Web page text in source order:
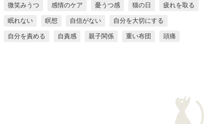
微笑みうつ 感情のケア 憂うつ感 猫の日 疲れを取る
眠れない 瞑想 自信がない 自分を大切にする
自分を責める 自責感 親子関係 重い布団 頭痛